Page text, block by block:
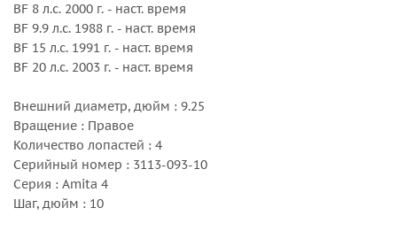
BF 8 л.с. 2000 г. - наст. время
BF 9.9 л.с. 1988 г. - наст. время
BF 15 л.с. 1991 г. - наст. время
BF 20 л.с. 2003 г. - наст. время
Внешний диаметр, дюйм : 9.25
Вращение : Правое
Количество лопастей : 4
Серийный номер : 3113-093-10
Серия : Amita 4
Шаг, дюйм : 10